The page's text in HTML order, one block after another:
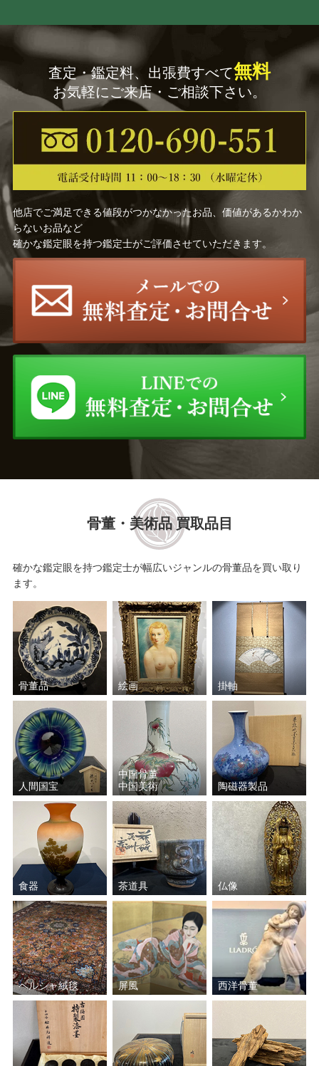
坂倉 新兵衛 申 正熙
月形 那比古
伊勢崎 満 辻 清明
河井 武一 清風 与平
浦口 雅行 玉井 楽山
四代 山田常山 利茶土 ミルグリム
金谷五郎三郎 伊万里焼・有田焼
今井 政之 伊藤 北斗
小川 長楽
西岡 小十 田村 耕一
本阿弥 光悦 山崎 光洋
山口 真人 石井 康治
鈞窯
原 清
玉置 保夫
大谷 司朗
船木 研児 金重 素山
大野 昭和斎 佐藤 走波
宇野 宗甕 三代 山田 常山
加藤 卓男
中里 茂右ヱ門 原 清
辻 常陸 久世久宝
鹿児島 寿蔵 中村 元風
佐々木 象堂
慶入 （十一代楽 吉左衛
門）
諏訪 蘇山 吉田 美統
前田 昭博 岩田 久利
野々村 仁清
高橋道八 宮川 香山（真葛 香山）
査定・鑑定料、出張費すべて無料
お気軽にご来店・ご相談下さい。
他店でご満足できる値段がつかなかったお品、価値があるかわか
らないお品など
確かな鑑定眼を持つ鑑定士がご評価させていただきます。
骨董・美術品 買取品目
確かな鑑定眼を持つ鑑定士が幅広いジャンルの骨董品を買い取り
ます。
骨董品 絵画 掛軸
人間国宝
中国骨董
中国美術
陶磁器製品
食器 茶道具 仏像
ペルシャ絨毯 屏風 西洋骨董